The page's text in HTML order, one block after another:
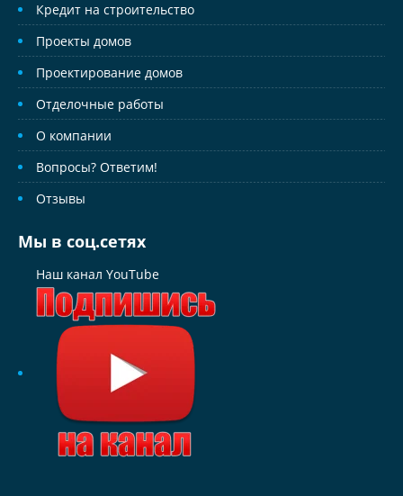
Кредит на строительство
Проекты домов
Проектирование домов
Отделочные работы
О компании
Вопросы? Ответим!
Отзывы
Мы в соц.сетях
Наш канал YouTube